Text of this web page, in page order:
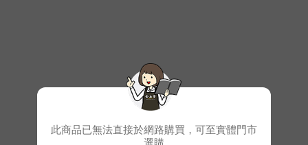
此商品已無法直接於網路購買，可至實體門市
選購